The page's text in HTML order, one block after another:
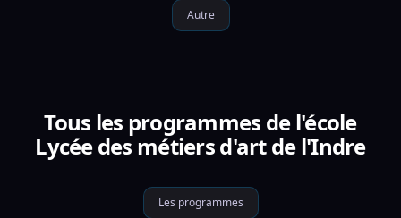
Autre
Tous les programmes de l'école
Lycée des métiers d'art de l'Indre
Les programmes